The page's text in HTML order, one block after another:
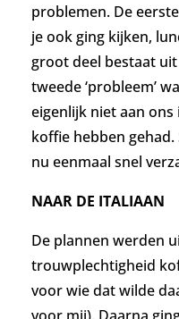
problemen. De
je ook ging kijken,
groot deel bestaat
tweede ‘probleem’
eigenlijk niet aan ons
koffie hebben
nu eenmaal snel
NAAR DE ITALIAAN
De plannen werden
trouwplechtigheid
voor wie dat wilde
voor mij). Daarna